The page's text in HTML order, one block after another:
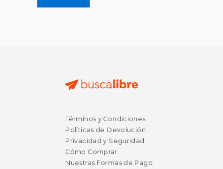
$ 30.35 dcto.
Términos y Condiciones
Políticas de Devolución
Privacidad y Seguridad
Cómo Comprar
Nuestras Formas de Pago